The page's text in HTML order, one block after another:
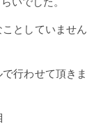
としていません
行わせて頂きま